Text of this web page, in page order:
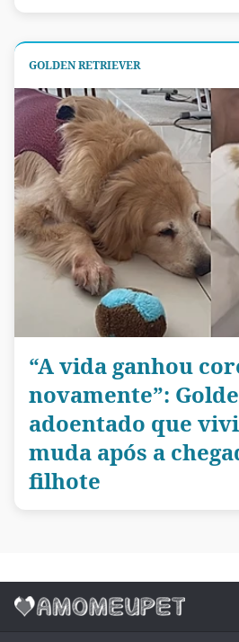
GOLDEN RETRIEVER
“A vida ganhou
novamente”:
adoentado que
muda após a
filhote